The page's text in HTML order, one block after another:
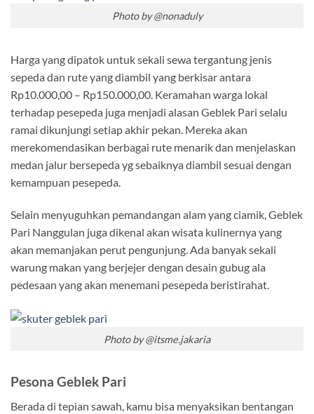
Photo by @nonaduly
Harga yang dipatok untuk sekali sewa tergantung jenis
sepeda dan rute yang diambil yang berkisar antara
Rp10.000,00 – Rp150.000,00. Keramahan warga lokal
terhadap pesepeda juga menjadi alasan Geblek Pari selalu
ramai dikunjungi setiap akhir pekan. Mereka akan
merekomendasikan berbagai rute menarik dan menjelaskan
medan jalur bersepeda yg sebaiknya diambil sesuai dengan
kemampuan pesepeda.
Selain menyuguhkan pemandangan alam yang ciamik, Geblek
Pari Nanggulan juga dikenal akan wisata kulinernya yang
akan memanjakan perut pengunjung. Ada banyak sekali
warung makan yang berjejer dengan desain gubug ala
pedesaan yang akan menemani pesepeda beristirahat.
Photo by @itsme.jakaria
Pesona Geblek Pari
Berada di tepian sawah, kamu bisa menyaksikan bentangan